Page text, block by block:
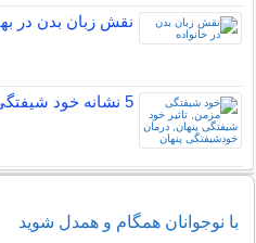
نقش زبان بدن در
5 نشانه خود شیفتگی پنهان و نحوه برخورد با آنها
با نوجوانان همگام و همدل شوید